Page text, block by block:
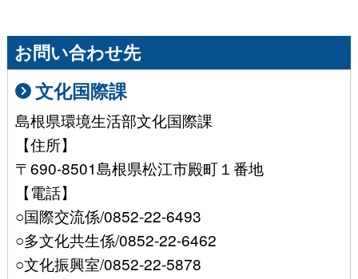
お問い合わせ先
文化国際課
島根県環境生活部文化国際課
【住所】
〒690-8501島根県松江市殿町１番地
【電話】
○国際交流係/0852-22-6493
○多文化共生係/0852-22-6462
○文化振興室/0852-22-5878